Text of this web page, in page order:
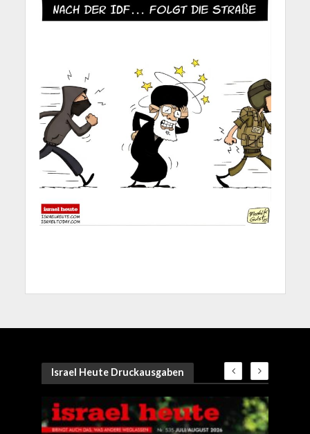
Israel Heute Druckausgaben